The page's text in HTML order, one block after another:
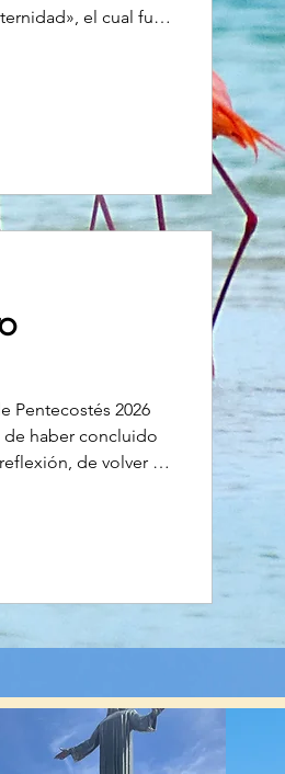
el cual fue
Pentecostés 2026
de haber concluido
de volver a